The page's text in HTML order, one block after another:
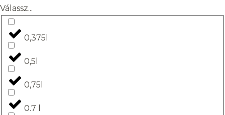
Válassz...
0,375l
0,5l
0,75l
0.7 l